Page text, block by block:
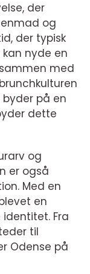
der
og
der typisk
nyde en
med
på en
dette
og
er også
Med en
en
Fra
til
Odense på